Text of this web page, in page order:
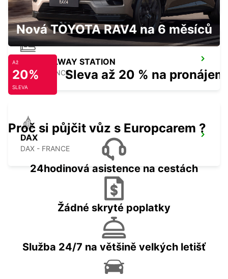
DAX RAILWAY STATION
DAX - FRANCE
DAX
DAX - FRANCE
Nová TOYOTA RAV4 na 6 měsíců
Až
20%
SLEVA
Sleva až 20 % na pronájem
Proč si půjčit vůz s Europcarem ?
24hodinová asistence na cestách
Žádné skryté poplatky
Služba 24/7 na většině velkých letišť